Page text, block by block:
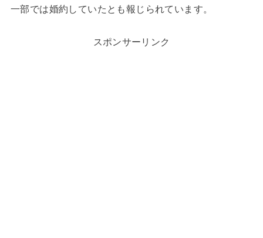
一部では婚約していたとも報じられています。
スポンサーリンク